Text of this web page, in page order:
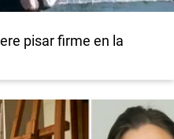
pisar firme en la